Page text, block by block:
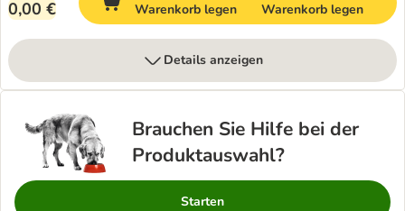
0,00 €
Warenkorb legen
Warenkorb legen
Details anzeigen
Brauchen Sie Hilfe bei der
Produktauswahl?
Starten